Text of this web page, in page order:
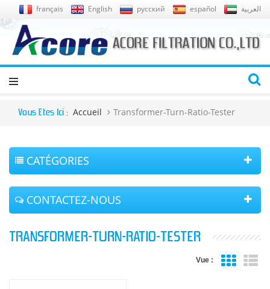
français English русский español العربية
Vous Êtes Ici : Accueil Transformer-Turn-Ratio-Tester
CATÉGORIES
CONTACTEZ-NOUS
TRANSFORMER-TURN-RATIO-TESTER
Vue :